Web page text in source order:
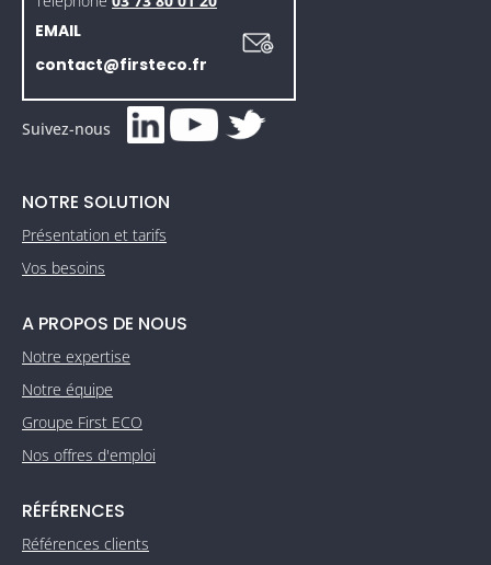
EMAIL
contact@firsteco.fr
Suivez-nous
NOTRE SOLUTION
Présentation et tarifs
Vos besoins
A PROPOS DE NOUS
Notre expertise
Notre équipe
Groupe First ECO
Nos offres d'emploi
RÉFÉRENCES
Références clients